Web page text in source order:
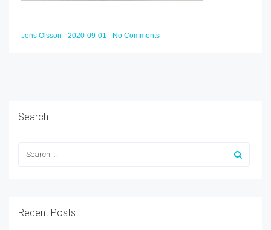
Jens Olsson - 2020-09-01 - No Comments
Search
Recent Posts